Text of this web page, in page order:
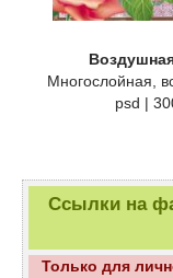
Многослойная,
psd |
Ссылки на
Только для